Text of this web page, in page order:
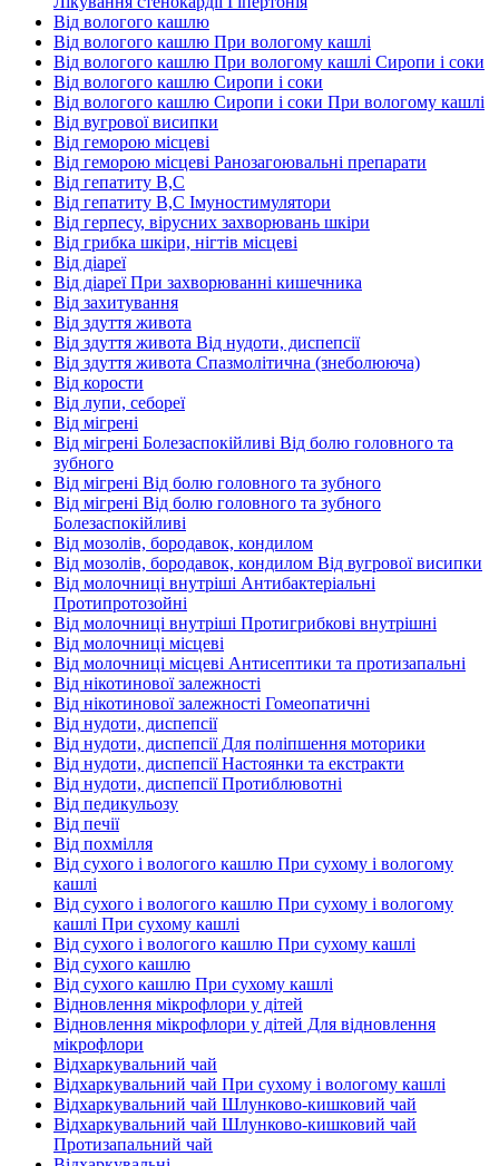
Від вологого кашлю
Від вологого кашлю При вологому кашлі
Від вологого кашлю При вологому кашлі Сиропи і соки
Від вологого кашлю Сиропи і соки
Від вологого кашлю Сиропи і соки При вологому кашлі
Від вугрової висипки
Від геморою місцеві
Від геморою місцеві Ранозагоювальні препарати
Від гепатиту В,С
Від гепатиту В,С Імуностимулятори
Від герпесу, вірусних захворювань шкіри
Від грибка шкіри, нігтів місцеві
Від діареї
Від діареї При захворюванні кишечника
Від захитування
Від здуття живота
Від здуття живота Від нудоти, диспепсії
Від здуття живота Спазмолітична (знеболююча)
Від корости
Від лупи, себореї
Від мігрені
Від мігрені Болезаспокійливі Від болю головного та
зубного
Від мігрені Від болю головного та зубного
Від мігрені Від болю головного та зубного
Болезаспокійливі
Від мозолів, бородавок, кондилом
Від мозолів, бородавок, кондилом Від вугрової висипки
Від молочниці внутріші Антибактеріальні
Протипротозойні
Від молочниці внутріші Протигрибкові внутрішні
Від молочниці місцеві
Від молочниці місцеві Антисептики та протизапальні
Від нікотинової залежності
Від нікотинової залежності Гомеопатичні
Від нудоти, диспепсії
Від нудоти, диспепсії Для поліпшення моторики
Від нудоти, диспепсії Настоянки та екстракти
Від нудоти, диспепсії Протиблювотні
Від педикульозу
Від печії
Від похмілля
Від сухого і вологого кашлю При сухому і вологому
кашлі
Від сухого і вологого кашлю При сухому і вологому
кашлі При сухому кашлі
Від сухого і вологого кашлю При сухому кашлі
Від сухого кашлю
Від сухого кашлю При сухому кашлі
Відновлення мікрофлори у дітей
Відновлення мікрофлори у дітей Для відновлення
мікрофлори
Відхаркувальний чай
Відхаркувальний чай При сухому і вологому кашлі
Відхаркувальний чай Шлунково-кишковий чай
Відхаркувальний чай Шлунково-кишковий чай
Протизапальний чай